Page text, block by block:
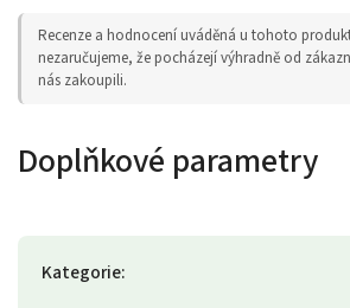
Recenze a hodnocení uváděná u tohoto
nezaručujeme, že pocházejí výhradně od
nás zakoupili.
Doplňkové parametry
Kategorie: